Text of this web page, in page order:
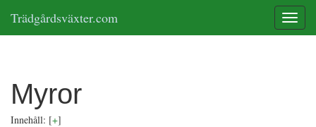
Trädgårdsväxter.com
Myror
Innehåll: [+]